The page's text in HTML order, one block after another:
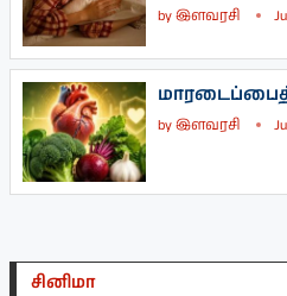
byஇளவரசி
மாரடைப்பைத்
byஇளவரசி
சினிமா